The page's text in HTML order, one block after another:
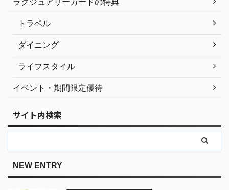
ラグジュアリーカードの特典
トラベル
ダイニング
ライフスタイル
イベント・期間限定優待
サイト内検索
NEW ENTRY